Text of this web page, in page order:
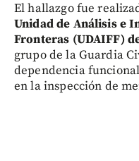
El hallazgo fue
Unidad de Análisis e
Fronteras (UDAIFF)
grupo de la Guardia
dependencia
en la inspección de